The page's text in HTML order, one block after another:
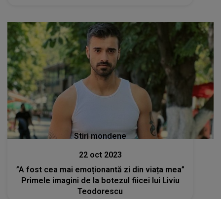
Stiri mondene
22 oct 2023
”A fost cea mai emoționantă zi din viața mea”
Primele imagini de la botezul fiicei lui Liviu
Teodorescu